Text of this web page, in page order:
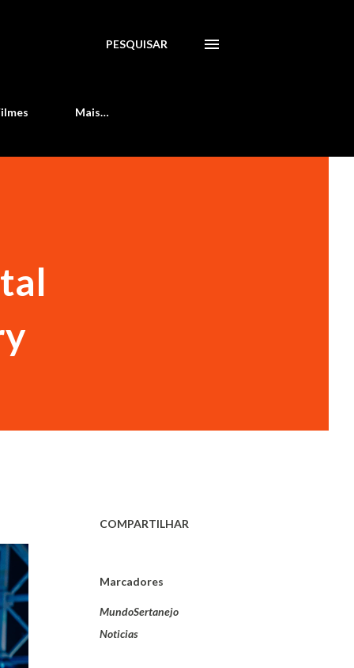
PESQUISAR
Mais…
COMPARTILHAR
Marcadores
MundoSertanejo
Noticias